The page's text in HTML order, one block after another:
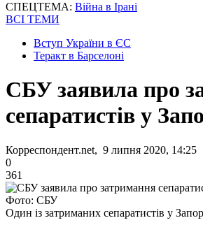
СПЕЦТЕМА: Війна в Ірані
ВСІ ТЕМИ
Вступ України в ЄС
Теракт в Барселоні
СБУ заявила про
сепаратистів у
Корреспондент.net, 9 липня 2020, 14:25
0
361
Фото: СБУ
Один із затриманих сепаратистів у